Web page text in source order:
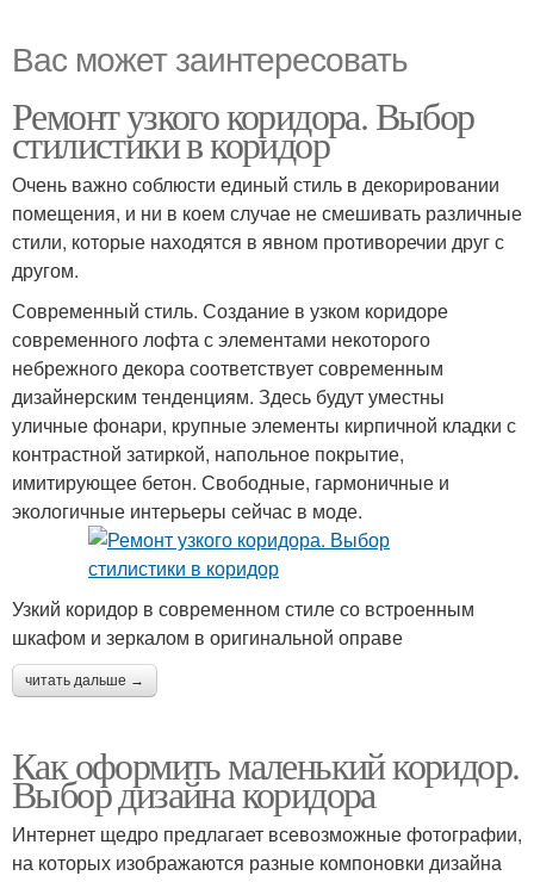
Вас может заинтересовать
Ремонт узкого коридора. Выбор
стилистики в коридор
Очень важно соблюсти единый стиль в декорировании
помещения, и ни в коем случае не смешивать различные
стили, которые находятся в явном противоречии друг с
другом.
Современный стиль. Создание в узком коридоре
современного лофта с элементами некоторого
небрежного декора соответствует современным
дизайнерским тенденциям. Здесь будут уместны
уличные фонари, крупные элементы кирпичной кладки с
контрастной затиркой, напольное покрытие,
имитирующее бетон. Свободные, гармоничные и
экологичные интерьеры сейчас в моде.
Узкий коридор в современном стиле со встроенным
шкафом и зеркалом в оригинальной оправе
читать дальше →
Как оформить маленький коридор.
Выбор дизайна коридора
Интернет щедро предлагает всевозможные фотографии,
на которых изображаются разные компоновки дизайна